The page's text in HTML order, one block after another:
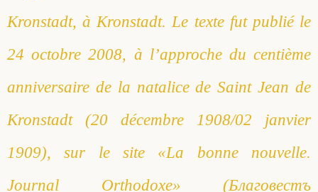
Kronstadt, à Kronstadt. Le texte fut publié le
24 octobre 2008, à l’approche du centième
anniversaire de la natalice de Saint Jean de
Kronstadt (20 décembre 1908/02 janvier
1909), sur le site «La bonne nouvelle.
Journal Orthodoxe» (Благовестъ